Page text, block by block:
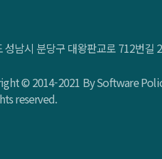
성남시 분당구 대왕판교로 712번
© 2014-2021 By Software
reserved.